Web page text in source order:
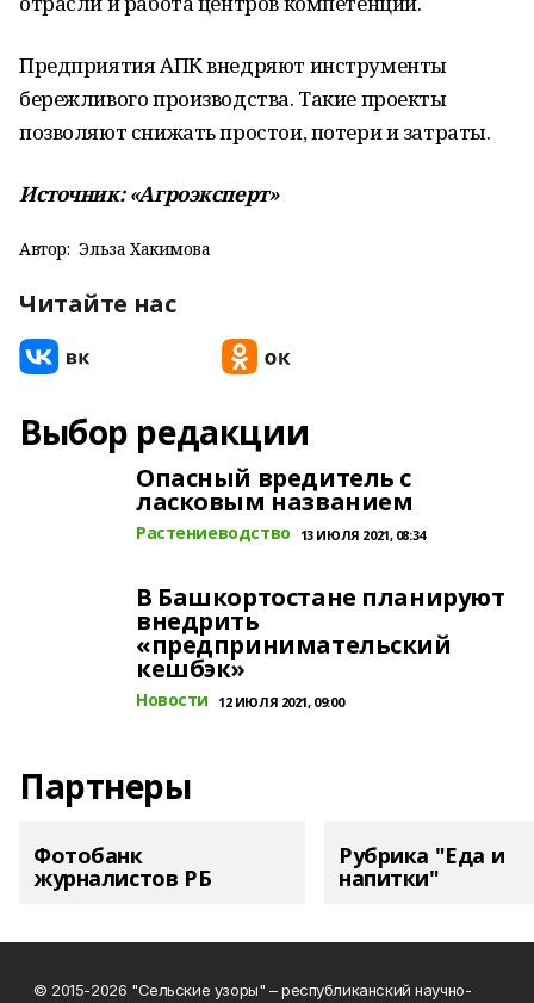
Предприятия АПК внедряют инструменты
бережливого производства. Такие проекты
позволяют снижать простои, потери и затраты.
Источник: «Агроэксперт»
Автор: Эльза Хакимова
Читайте нас
Выбор редакции
Опасный вредитель с
ласковым названием
Растениеводство 13 ИЮЛЯ 2021, 08:34
В Башкортостане планируют
внедрить
«предпринимательский
кешбэк»
Новости 12 ИЮЛЯ 2021, 09:00
Партнеры
Фотобанк
журналистов РБ
Рубрика "Еда и
напитки"
© 2015-2026 "Сельские узоры" – республиканский научно-